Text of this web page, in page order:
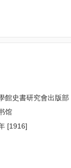
館史書研究會出版部
馆
[1916]